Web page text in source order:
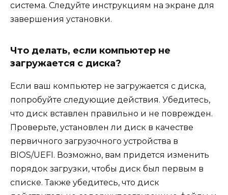
система. Следуйте инструкциям на экране для
завершения установки.
Что делать, если компьютер не
загружается с диска?
Если ваш компьютер не загружается с диска,
попробуйте следующие действия. Убедитесь,
что диск вставлен правильно и не поврежден.
Проверьте, установлен ли диск в качестве
первичного загрузочного устройства в
BIOS/UEFI. Возможно, вам придется изменить
порядок загрузки, чтобы диск был первым в
списке. Также убедитесь, что диск